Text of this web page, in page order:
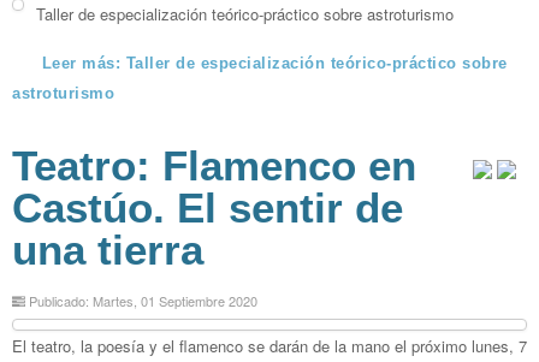
Taller de especialización teórico-práctico sobre astroturismo
Leer más: Taller de especialización teórico-práctico sobre
astroturismo
Teatro: Flamenco en
Castúo. El sentir de
una tierra
Publicado: Martes, 01 Septiembre 2020
El teatro, la poesía y el flamenco se darán de la mano el próximo lunes, 7